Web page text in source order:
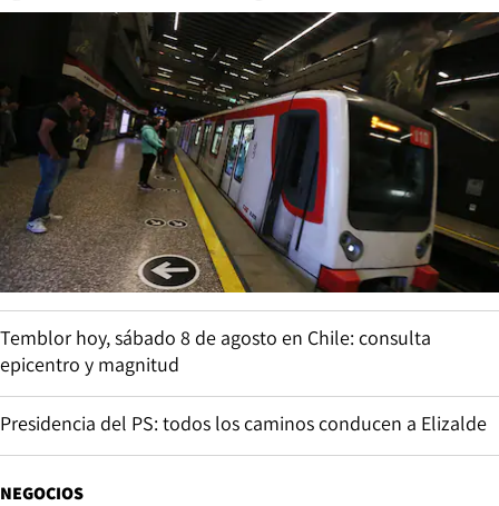
Temblor hoy, sábado 8 de agosto en Chile: consulta
epicentro y magnitud
Presidencia del PS: todos los caminos conducen a Elizalde
NEGOCIOS